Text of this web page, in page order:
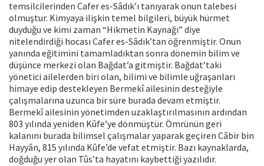
temsilcilerinden Cafer es-Sâdık’ı tanıyarak onun talebesi
olmuştur. Kimyaya ilişkin temel bilgileri, büyük hürmet
duyduğu ve kimi zaman “Hikmetin Kaynağı” diye
nitelendirdiği hocası Cafer es-Sâdık’tan öğrenmiştir. Onun
yanında eğitimini tamamladıktan sonra dönemin bilim ve
düşünce merkezi olan Bağdat’a gitmiştir. Bağdat’taki
yönetici ailelerden biri olan, bilimi ve bilimle uğraşanları
himaye edip destekleyen Bermekî ailesinin desteğiyle
çalışmalarına uzunca bir süre burada devam etmiştir.
Bermekî ailesinin yönetimden uzaklaştırılmasının ardından
803 yılında yeniden Kûfe’ye dönmüştür. Ömrünün geri
kalanını burada bilimsel çalışmalar yaparak geçiren Câbir bin
Hayyân, 815 yılında Kûfe’de vefat etmiştir. Bazı kaynaklarda,
doğduğu yer olan Tûs’ta hayatını kaybettiği yazılıdır.